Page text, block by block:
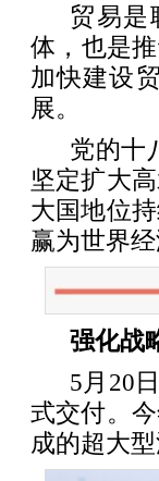
贸易是
体，也是
加快建设
展。
党的十
坚定扩大
大国地位
赢为世界
强化战
5月20
式交付。
成的超大型